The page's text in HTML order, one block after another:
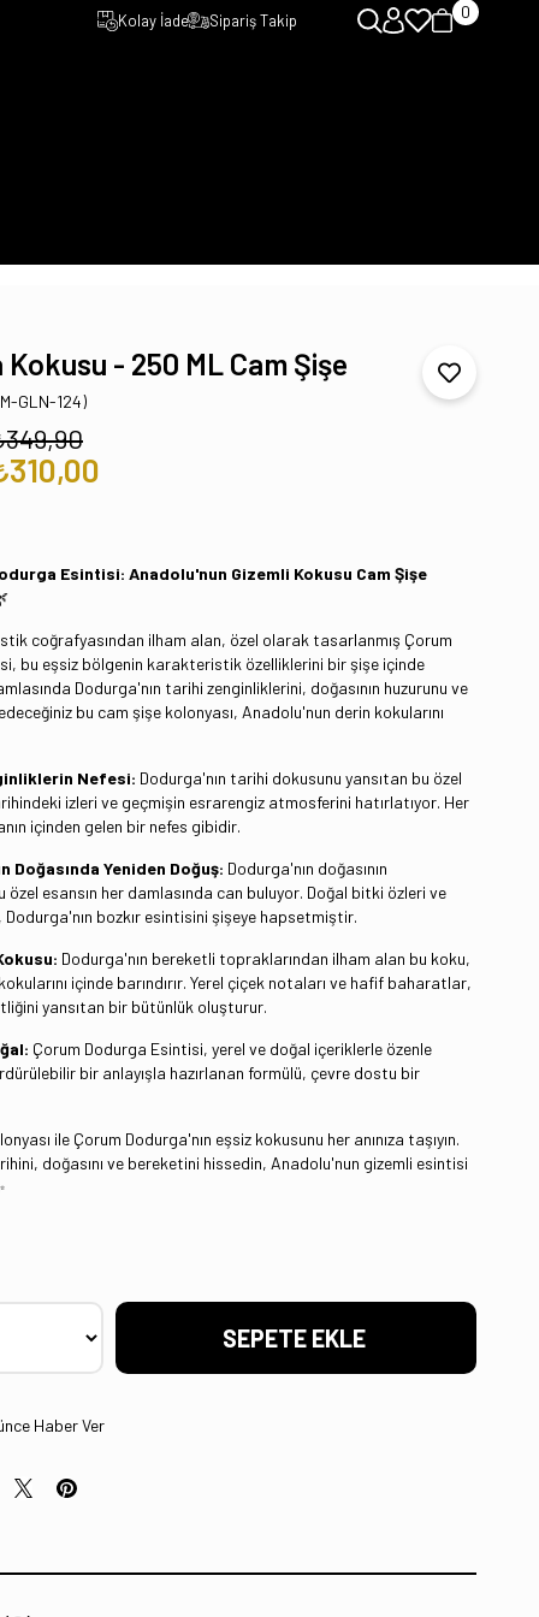
Kolay İade Sipariş Takip 0
Kokusu - 250 ML Cam Şişe
GLN-124)
Esintisi: Anadolu'nun Gizemli Kokusu Cam Şişe
coğrafyasından ilham alan, özel olarak tasarlanmış Çorum
bu eşsiz bölgenin karakteristik özelliklerini bir şişe içinde
Dodurga'nın tarihi zenginliklerini, doğasının huzurunu ve
bu cam şişe kolonyası, Anadolu'nun derin kokularını
Nefesi: Dodurga'nın tarihi dokusunu yansıtan bu özel
izleri ve geçmişin esrarengiz atmosferini hatırlatıyor. Her
içinden gelen bir nefes gibidir.
Doğasında Yeniden Doğuş: Dodurga'nın doğasının
özel esansın her damlasında can buluyor. Doğal bitki özleri ve
bozkır esintisini şişeye hapsetmiştir.
Dodurga'nın bereketli topraklarından ilham alan bu koku,
içinde barındırır. Yerel çiçek notaları ve hafif baharatlar,
yansıtan bir bütünlük oluşturur.
Çorum Dodurga Esintisi, yerel ve doğal içeriklerle özenle
bir anlayışla hazırlanan formülü, çevre dostu bir
ile Çorum Dodurga'nın eşsiz kokusunu her anınıza taşıyın.
doğasını ve bereketini hissedin, Anadolu'nun gizemli esintisi
Haber Ver